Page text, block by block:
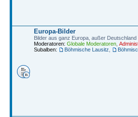
Europa-Bilder
Bilder aus ganz Europa, außer Deutschland
Moderatoren: Globale Moderatoren
Subalben:
Böhmische Lausitz